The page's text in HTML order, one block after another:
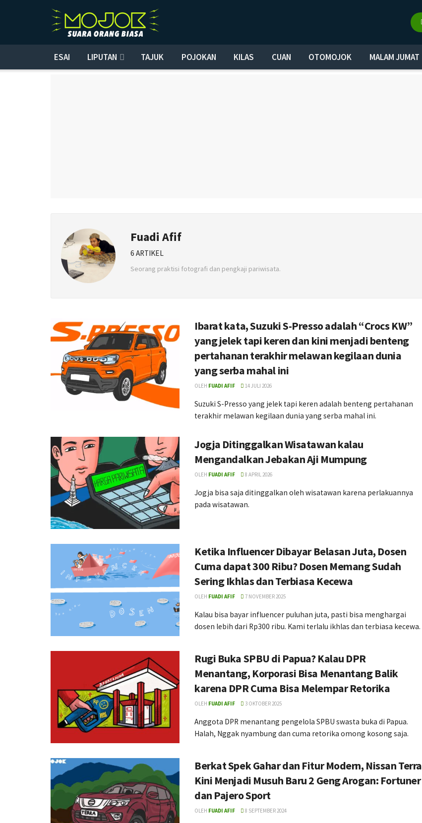
ESAI LIPUTAN TAJUK POJOKAN KILAS CUAN OTOMOJOK MALAM JUMAT
Fuadi Afif
6 ARTIKEL
Seorang praktisi fotografi dan pengkaji pariwisata.
Ibarat kata, Suzuki S-Presso adalah “Crocs KW”
yang jelek tapi keren dan kini menjadi benteng
pertahanan terakhir melawan kegilaan dunia
yang serba mahal ini
OLEH FUADI AFIF 14 JULI 2026
Suzuki S-Presso yang jelek tapi keren adalah benteng pertahanan
terakhir melawan kegilaan dunia yang serba mahal ini.
Jogja Ditinggalkan Wisatawan kalau
Mengandalkan Jebakan Aji Mumpung
OLEH FUADI AFIF 8 APRIL 2026
Jogja bisa saja ditinggalkan oleh wisatawan karena perlakuannya
pada wisatawan.
Ketika Influencer Dibayar Belasan Juta, Dosen
Cuma dapat 300 Ribu? Dosen Memang Sudah
Sering Ikhlas dan Terbiasa Kecewa
OLEH FUADI AFIF 7 NOVEMBER 2025
Kalau bisa bayar influencer puluhan juta, pasti bisa menghargai
dosen lebih dari Rp300 ribu. Kami terlalu ikhlas dan terbiasa kecewa.
Rugi Buka SPBU di Papua? Kalau DPR
Menantang, Korporasi Bisa Menantang Balik
karena DPR Cuma Bisa Melempar Retorika
OLEH FUADI AFIF 3 OKTOBER 2025
Anggota DPR menantang pengelola SPBU swasta buka di Papua.
Halah, Nggak nyambung dan cuma retorika omong kosong saja.
Berkat Spek Gahar dan Fitur Modern, Nissan Terra
Kini Menjadi Musuh Baru 2 Geng Arogan: Fortuner
dan Pajero Sport
OLEH FUADI AFIF 8 SEPTEMBER 2024